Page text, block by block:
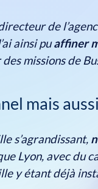
de
ainsi puaffiner
missions de
mais
s’agrandissant,
Lyon, avec du
y étant déjà